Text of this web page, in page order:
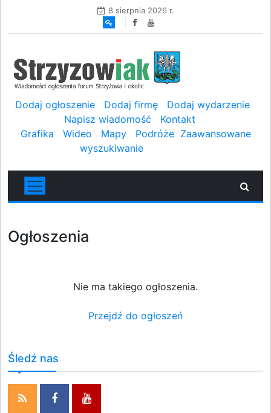
8 sierpnia 2026 r.
Dodaj ogłoszenie Dodaj firmę
Dodaj wydarzenie
Napisz wiadomość
Kontakt
Grafika
Wideo Mapy Podróże Zaawansowane
wyszukiwanie
Ogłoszenia
Nie ma takiego ogłoszenia.
Przejdź do ogłoszeń
Śledź nas